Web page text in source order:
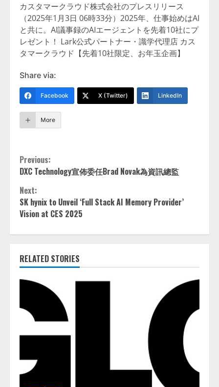
カスタマークラウド株式会社のプレスリリース
（2025年1月3日 06時33分）2025年、仕事始めはAI
と共に。AI議事録のAIエージェントを先着10社にプ
レゼント！ Lark公式パートナー・識学代理店 カス
タマークラウド【先着10社限定、お年玉企画】
Share via:
Facebook X (Twitter) LinkedIn
More
Continue
Reading
Previous:
DXC Technology宣佈委任Brad Novak為資訊總監
Next:
SK hynix to Unveil ‘Full Stack AI Memory Provider’
Vision at CES 2025
RELATED STORIES